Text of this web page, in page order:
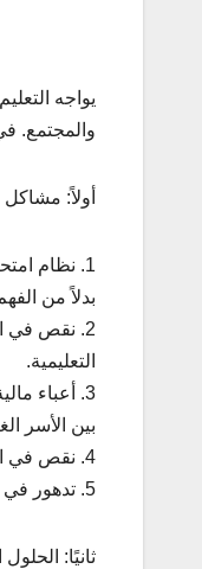
يواجه
والمجتمع.
أولاً:
1. نظام
بدلاً من
2. نقص في
التعليمية.
3. أعباء
بين الأسر
4. نقص في التأهيل المهني: لا يزال النظام التعليمي في مصر يفتقر إلى برامج التأهيل المهني التي تلبي احتياجات سوق العمل.
5. تدهور في البنية التحتية: تعاني العديد من المدارس في مصر من تدهور في البنية التحتية، بما في ذلك المباني والفصول والمعامل.
ثانيًا: